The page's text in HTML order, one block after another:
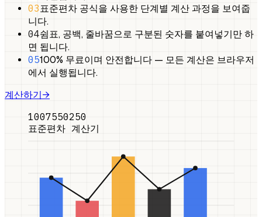
03표준편차 공식을 사용한 단계별 계산 과정을 보여줍
니다.
04쉼표, 공백, 줄바꿈으로 구분된 숫자를 붙여넣기만 하
면 됩니다.
05100% 무료이며 안전합니다 — 모든 계산은 브라우저
에서 실행됩니다.
계산하기→
1007550250
표준편차 계산기